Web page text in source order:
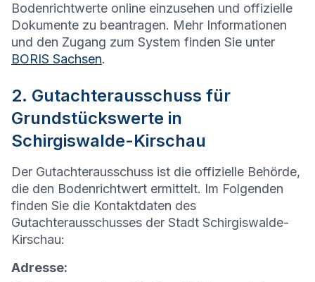
Bodenrichtwerte online einzusehen und offizielle
Dokumente zu beantragen. Mehr Informationen
und den Zugang zum System finden Sie unter
BORIS Sachsen.
2. Gutachterausschuss für
Grundstückswerte in
Schirgiswalde-Kirschau
Der Gutachterausschuss ist die offizielle Behörde,
die den Bodenrichtwert ermittelt. Im Folgenden
finden Sie die Kontaktdaten des
Gutachterausschusses der Stadt Schirgiswalde-
Kirschau:
Adresse: